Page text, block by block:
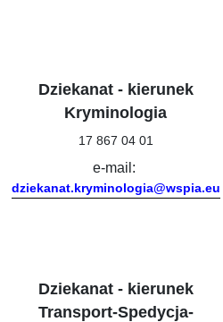
Dziekanat - kierunek
Kryminologia
17 867 04 01
e-mail:
dziekanat.kryminologia@wspia.eu
Dziekanat - kierunek
Transport-Spedycja-